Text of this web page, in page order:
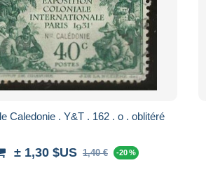
Nouvelle Caledonie . Y&T . 162 . o . oblitéré
± 1,30 $US 1,40 € -20 %